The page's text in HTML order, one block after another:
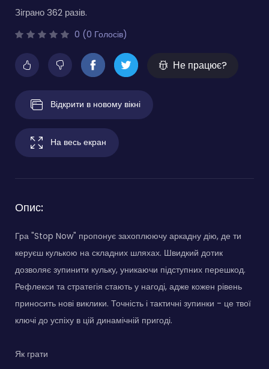
Зіграно 362 разів.
0 (0 Голосів)
Не працює?
Відкрити в новому вікні
На весь екран
Опис:
Гра "Stop Now" пропонує захоплюючу аркадну дію, де ти
керуєш кулькою на складних шляхах. Швидкий дотик
дозволяє зупинити кульку, уникаючи підступних перешкод.
Рефлекси та стратегія стають у нагоді, адже кожен рівень
приносить нові виклики. Точність і тактичні зупинки - це твої
ключі до успіху в цій динамічній пригоді.
Як грати